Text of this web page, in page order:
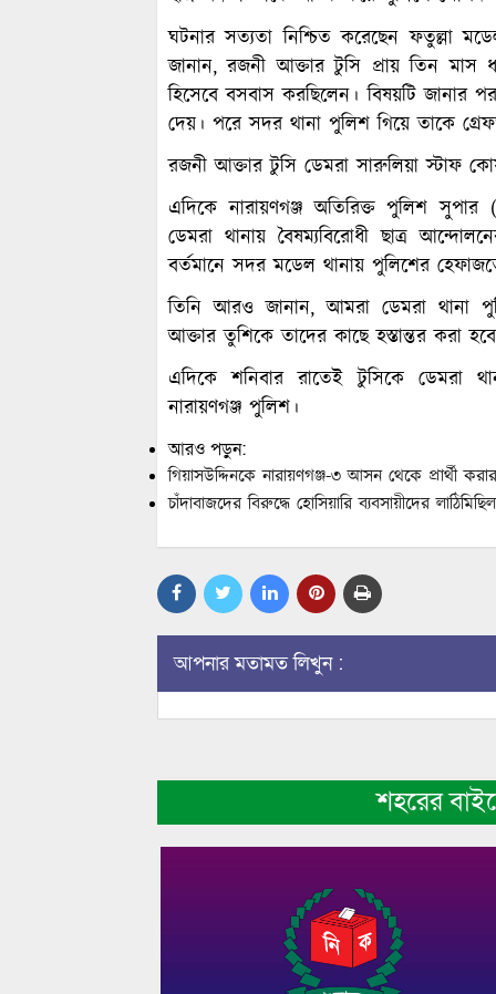
ঘটনার সত্যতা নিশ্চিত করেছেন ফতুল্লা
জানান, রজনী আক্তার টুসি প্রায় তিন মাস
হিসেবে বসবাস করছিলেন। বিষয়টি জানার
দেয়। পরে সদর থানা পুলিশ গিয়ে তাকে
রজনী আক্তার টুসি ডেমরা সারুলিয়া স্টাফ
এদিকে নারায়ণগঞ্জ অতিরিক্ত পুলিশ
ডেমরা থানায় বৈষম্যবিরোধী ছাত্র
বর্তমানে সদর মডেল থানায় পুলিশের
তিনি আরও জানান, আমরা ডেমরা থানা
আক্তার তুশিকে তাদের কাছে হস্তান্তর করা
এদিকে শনিবার রাতেই টুসিকে ডেমরা
নারায়ণগঞ্জ পুলিশ।
আরও পড়ুন:
গিয়াসউদ্দিনকে নারায়ণগঞ্জ-৩ আসন থেকে প্রার্থী
চাঁদাবাজদের বিরুদ্ধে হোসিয়ারি ব্যবসায়ীদের লাঠিমিছিল
আপনার মতামত লিখুন :
শহরের